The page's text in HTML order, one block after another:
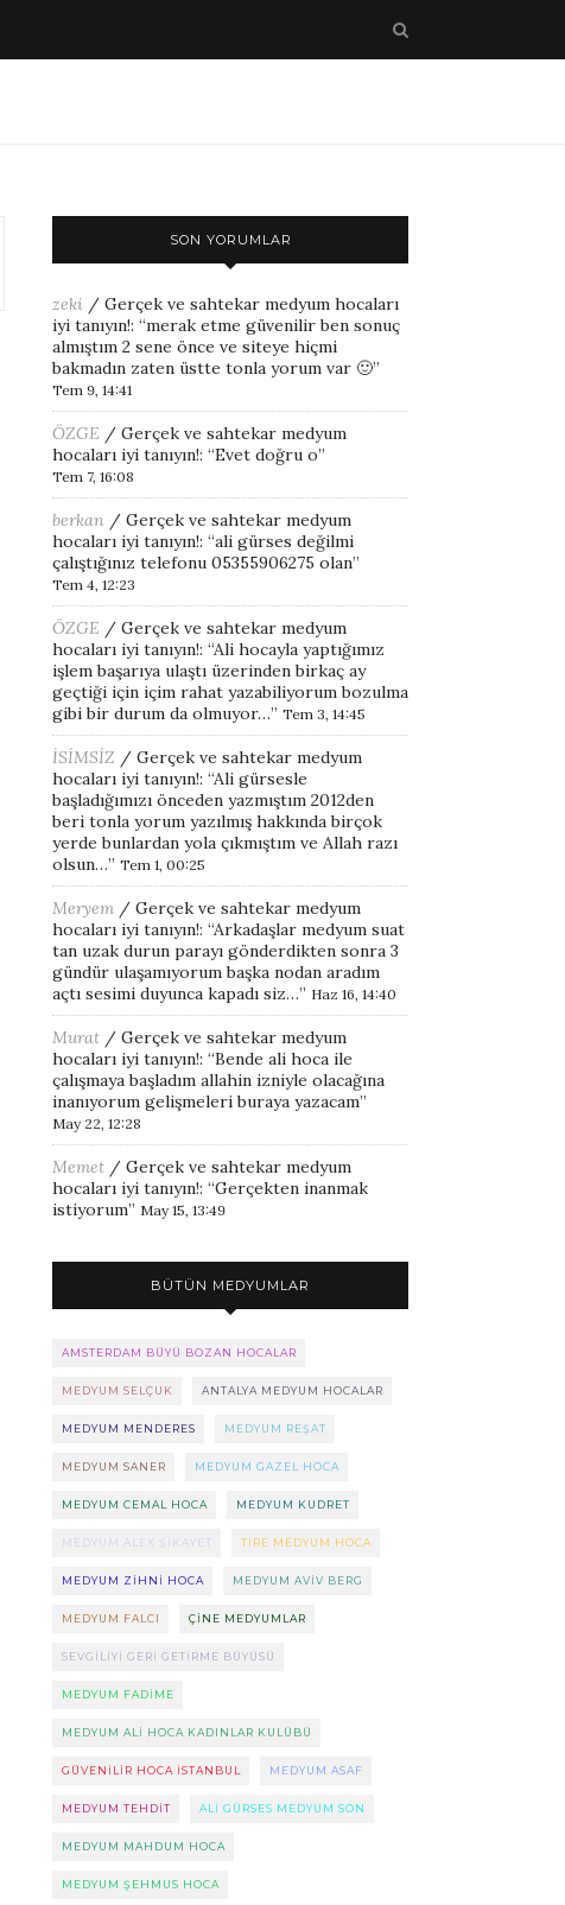
SON YORUMLAR
zeki / Gerçek ve sahtekar medyum hocaları
iyi tanıyın!: “merak etme güvenilir ben sonuç
almıştım 2 sene önce ve siteye hiçmi
bakmadın zaten üstte tonla yorum var 🙂”
Tem 9, 14:41
ÖZGE / Gerçek ve sahtekar medyum
hocaları iyi tanıyın!: “Evet doğru o”
Tem 7, 16:08
berkan / Gerçek ve sahtekar medyum
hocaları iyi tanıyın!: “ali gürses değilmi
çalıştığınız telefonu 05355906275 olan”
Tem 4, 12:23
ÖZGE / Gerçek ve sahtekar medyum
hocaları iyi tanıyın!: “Ali hocayla yaptığımız
işlem başarıya ulaştı üzerinden birkaç ay
geçtiği için içim rahat yazabiliyorum bozulma
gibi bir durum da olmuyor…” Tem 3, 14:45
İSİMSİZ / Gerçek ve sahtekar medyum
hocaları iyi tanıyın!: “Ali gürsesle
başladığımızı önceden yazmıştım 2012den
beri tonla yorum yazılmış hakkında birçok
yerde bunlardan yola çıkmıştım ve Allah razı
olsun…” Tem 1, 00:25
Meryem / Gerçek ve sahtekar medyum
hocaları iyi tanıyın!: “Arkadaşlar medyum suat
tan uzak durun parayı gönderdikten sonra 3
gündür ulaşamıyorum başka nodan aradım
açtı sesimi duyunca kapadı siz…” Haz 16, 14:40
Murat / Gerçek ve sahtekar medyum
hocaları iyi tanıyın!: “Bende ali hoca ile
çalışmaya başladım allahin izniyle olacağına
inanıyorum gelişmeleri buraya yazacam”
May 22, 12:28
Memet / Gerçek ve sahtekar medyum
hocaları iyi tanıyın!: “Gerçekten inanmak
istiyorum” May 15, 13:49
BÜTÜN MEDYUMLAR
AMSTERDAM BÜYÜ BOZAN HOCALAR
MEDYUM SELÇUK ANTALYA MEDYUM HOCALAR
MEDYUM MENDERES MEDYUM REŞAT
MEDYUM SANER MEDYUM GAZEL HOCA
MEDYUM CEMAL HOCA MEDYUM KUDRET
MEDYUM ALEX ŞIKAYET TIRE MEDYUM HOCA
MEDYUM ZIHNI HOCA MEDYUM AVIV BERG
MEDYUM FALCI ÇINE MEDYUMLAR
SEVGILIYI GERI GETIRME BÜYÜSÜ
MEDYUM FADIME
MEDYUM ALI HOCA KADINLAR KULÜBÜ
GÜVENILIR HOCA ISTANBUL MEDYUM ASAF
MEDYUM TEHDIT ALI GÜRSES MEDYUM SON
MEDYUM MAHDUM HOCA
MEDYUM ŞEHMUS HOCA